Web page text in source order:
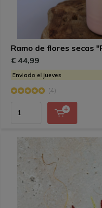
Ramo de flores secas
€ 44,99
Enviado el jueves
(4)